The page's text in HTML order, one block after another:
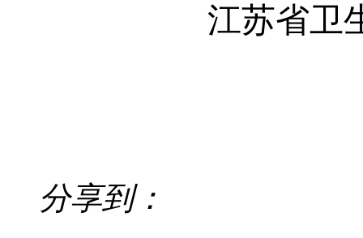
江苏省卫
分享到：